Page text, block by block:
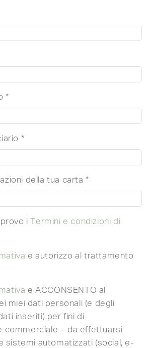
*
*
della tua carta *
iTermini e condizioni di
e autorizzo al trattamento
e ACCONSENTO al
miei dati personali (e degli
inseriti) per fini di
commerciale – da effettuarsi
sistemi automatizzati (social, e-